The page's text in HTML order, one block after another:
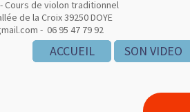
- Cours de violon traditionnel
de la Croix 39250 DOYE
- 06 95 47 79 92
ACCUEIL
ACCUEIL SON VIDEO
ACCUEIL SON VIDEO
SON VIDEO